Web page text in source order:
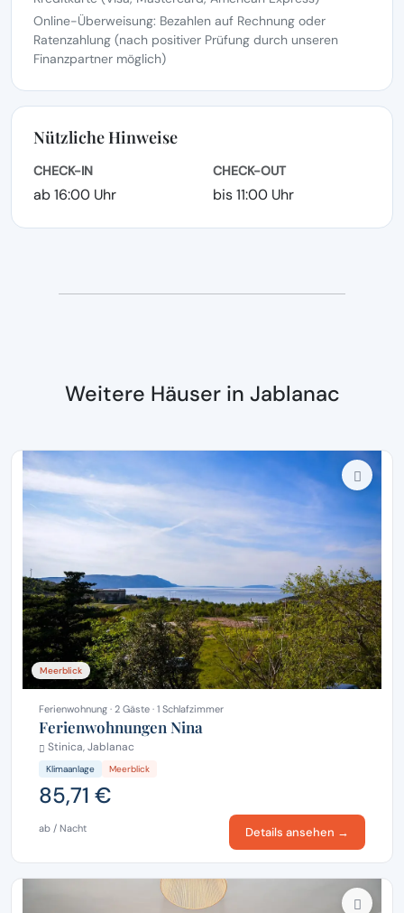
Online-Überweisung: Bezahlen auf Rechnung oder
Ratenzahlung (nach positiver Prüfung durch unseren
Finanzpartner möglich)
Nützliche Hinweise
CHECK-IN
ab 16:00 Uhr
CHECK-OUT
bis 11:00 Uhr
Weitere Häuser in Jablanac
Meerblick
Ferienwohnung · 2 Gäste · 1 Schlafzimmer
Ferienwohnungen Nina
Stinica, Jablanac
Klimaanlage Meerblick
85,71 €
ab / Nacht Details ansehen →